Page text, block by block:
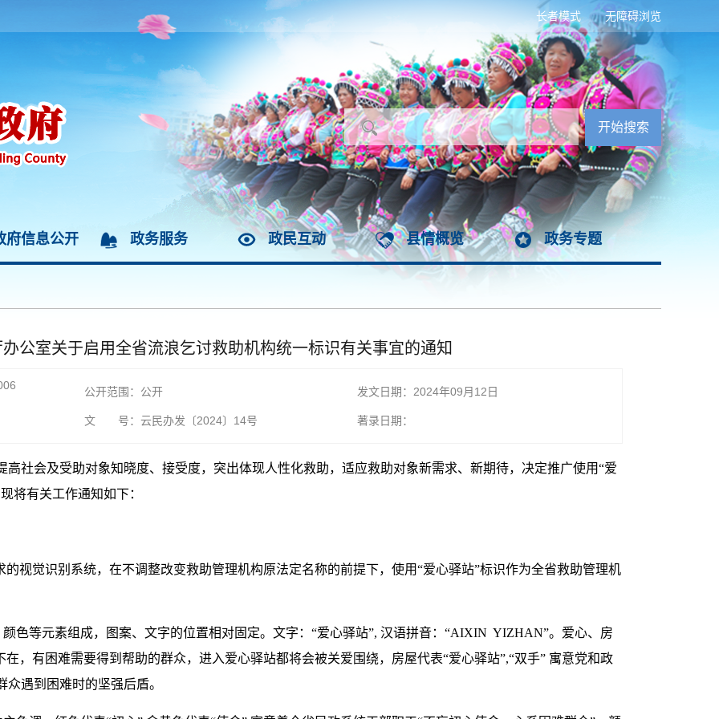
无障碍浏览
长者模式
府信息公开 政务服务 政民互动 县情概览 政务专题
公室关于启用全省流浪乞讨救助机构统一标识有关事宜的通知
公开范围：公开 发文日期：2024年09月12日
文 号：云民办发〔2024〕14号 著录日期：
社会及受助对象知晓度、接受度，突出体现人性化救助，适应救助对象新需求、新期待，决定推广使用“爱
将有关工作通知如下：
视觉识别系统，在不调整改变救助管理机构原法定名称的前提下，使用“爱心驿站”标识作为全省救助管理机
色等元素组成，图案、文字的位置相对固定。文字：“爱心驿站”, 汉语拼音：“AIXIN YIZHAN”。爱心、房
，有困难需要得到帮助的群众，进入爱心驿站都将会被关爱围绕，房屋代表“爱心驿站”,“双手” 寓意党和政
遇到困难时的坚强后盾。